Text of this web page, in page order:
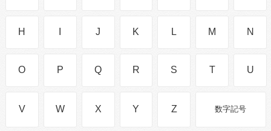
H J K L M N
O P Q R S T U
V W X Y Z 数字記号